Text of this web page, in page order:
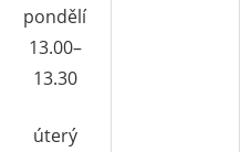
pondělí
13.00–
13.30
úterý